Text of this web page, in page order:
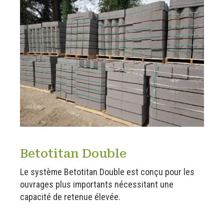
Betotitan Double
Le système Betotitan Double est conçu pour les
ouvrages plus importants nécessitant une
capacité de retenue élevée.